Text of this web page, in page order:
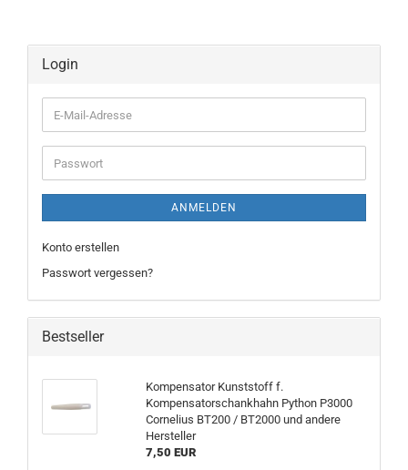
Login
E-
Mail-
Adresse
Passwort
ANMELDEN
Konto erstellen
Passwort vergessen?
Bestseller
Kompensator Kunststoff f.
Kompensatorschankhahn Python P3000
Cornelius BT200 / BT2000 und andere
Hersteller
7,50 EUR